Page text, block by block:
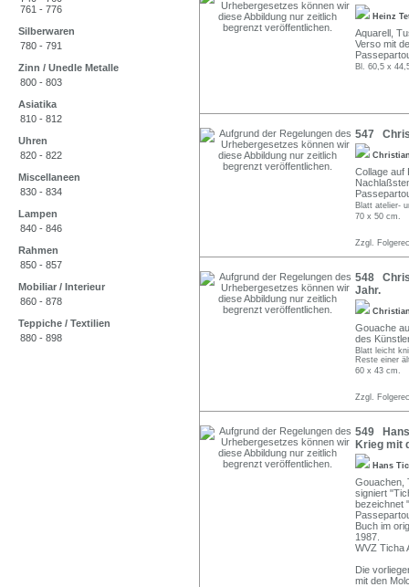
761 - 776
Silberwaren
780 - 791
Zinn / Unedle Metalle
800 - 803
Asiatika
810 - 812
Uhren
820 - 822
Miscellaneen
830 - 834
Lampen
840 - 846
Rahmen
850 - 857
Mobiliar / Interieur
860 - 878
Teppiche / Textilien
880 - 898
Heinz
Aquarell,
Verso mit
Bl. 60,5 x
547
Collage auf
Blatt atelier-
70 x 50 cm.
Zzgl.
548
Jahr.
Gouache
des
Blatt leicht
Reste einer
60 x 43 cm.
Zzgl.
549 Hans
Krieg mit
Hans
Gouachen,
signiert
bezeichnet
Buch im
1987.
WVZ Ticha
Die
mit den